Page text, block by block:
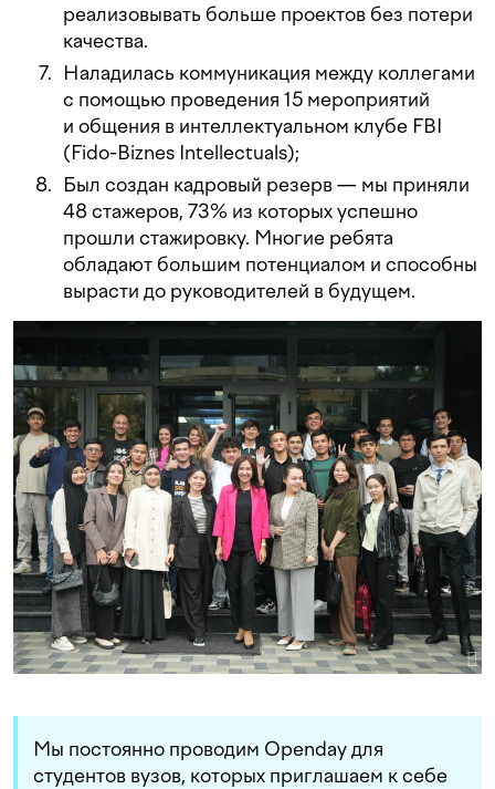
реализовывать больше проектов без потери
качества.
Наладилась коммуникация между коллегами
с помощью проведения 15 мероприятий
и общения в интеллектуальном клубе FBI
(Fido-Biznes Intellectuals);
Был создан кадровый резерв — мы приняли
48 стажеров, 73% из которых успешно
прошли стажировку. Многие ребята
обладают большим потенциалом и способны
вырасти до руководителей в будущем.
Мы постоянно проводим Openday для
студентов вузов, которых приглашаем к себе